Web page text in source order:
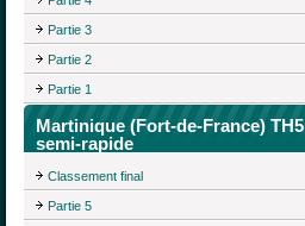
Partie 3
Partie 2
Partie 1
Martinique (Fort-de-France) TH5
semi-rapide
Classement final
Partie 5